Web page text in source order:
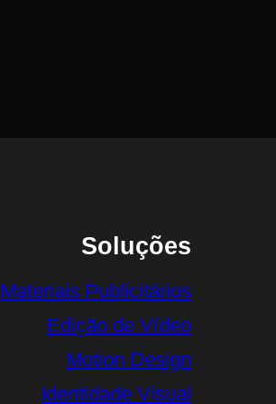
Soluções
Materiais Publicitários
Edição de Vídeo
Motion Design
Identidade Visual